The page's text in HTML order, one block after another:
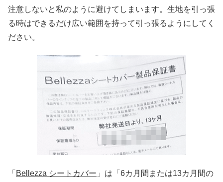
注意しないと私のように避けてしまいます。生地を引っ張
る時はできるだけ広い範囲を持って引っ張るようにしてく
ださい。
「 Bellezza シートカバー 」は「6カ月間または13カ月間の